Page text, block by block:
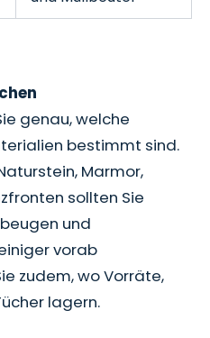
genau, welche
bestimmt sind.
Marmor,
sollten Sie
und
vorab
zudem, wo Vorräte,
lagern.